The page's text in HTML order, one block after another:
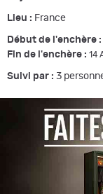
Lieu : France
Début de l'enchère :
Fin de l'enchère : 14
Suivi par : 3